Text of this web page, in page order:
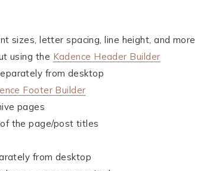
sizes, letter spacing, line height, and more
using the Kadence Header Builder
from desktop
Footer Builder
pages
the page/post titles
from desktop